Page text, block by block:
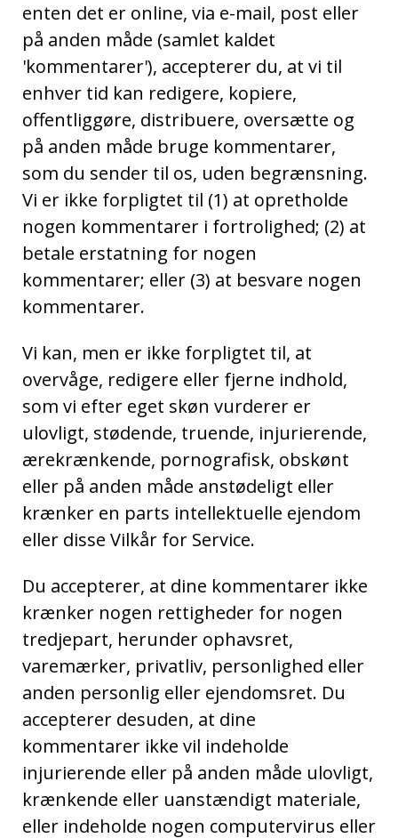
enten det er online, via e-mail, post eller
på anden måde (samlet kaldet
'kommentarer'), accepterer du, at vi til
enhver tid kan redigere, kopiere,
offentliggøre, distribuere, oversætte og
på anden måde bruge kommentarer,
som du sender til os, uden begrænsning.
Vi er ikke forpligtet til (1) at opretholde
nogen kommentarer i fortrolighed; (2) at
betale erstatning for nogen
kommentarer; eller (3) at besvare nogen
kommentarer.
Vi kan, men er ikke forpligtet til, at
overvåge, redigere eller fjerne indhold,
som vi efter eget skøn vurderer er
ulovligt, stødende, truende, injurierende,
ærekrænkende, pornografisk, obskønt
eller på anden måde anstødeligt eller
krænker en parts intellektuelle ejendom
eller disse Vilkår for Service.
Du accepterer, at dine kommentarer ikke
krænker nogen rettigheder for nogen
tredjepart, herunder ophavsret,
varemærker, privatliv, personlighed eller
anden personlig eller ejendomsret. Du
accepterer desuden, at dine
kommentarer ikke vil indeholde
injurierende eller på anden måde ulovligt,
krænkende eller uanstændigt materiale,
eller indeholde nogen computervirus eller